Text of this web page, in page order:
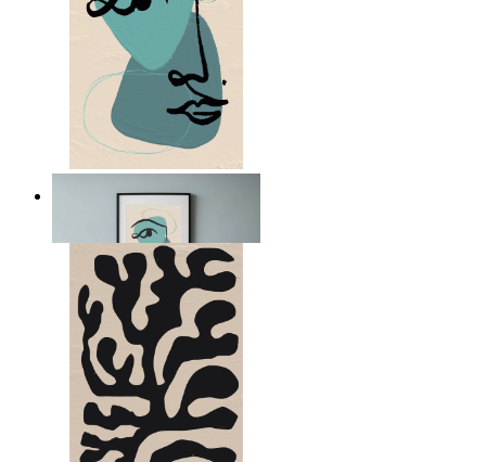
Nordiskt abstrakt porträtt
149 kr